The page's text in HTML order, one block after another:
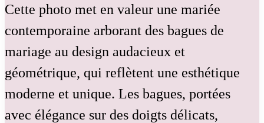
Cette photo met en valeur une mariée
contemporaine arborant des bagues de
mariage au design audacieux et
géométrique, qui reflètent une esthétique
moderne et unique. Les bagues, portées
avec élégance sur des doigts délicats,